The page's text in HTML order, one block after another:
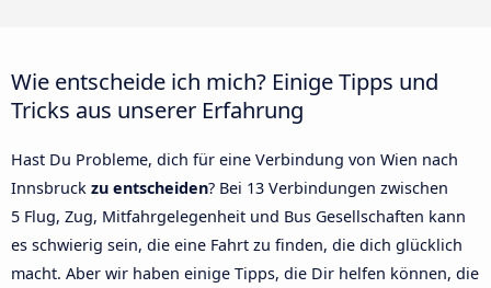
Wie entscheide ich mich? Einige Tipps und
Tricks aus unserer Erfahrung
Hast Du Probleme, dich für eine Verbindung von Wien nach
Innsbruck zu entscheiden? Bei 13 Verbindungen zwischen
5 Flug, Zug, Mitfahrgelegenheit und Bus Gesellschaften kann
es schwierig sein, die eine Fahrt zu finden, die dich glücklich
macht. Aber wir haben einige Tipps, die Dir helfen können, die